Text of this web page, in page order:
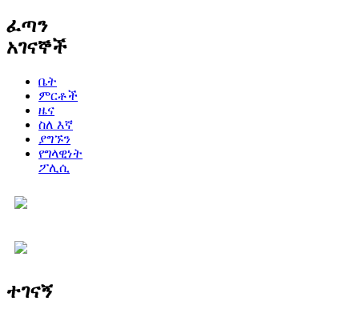
ፈጣን
አገናኞች
ቤት
ምርቶች
ዜና
ስለ እኛ
ያግኙን
የግላዊነት
ፖሊሲ
ተገናኝ